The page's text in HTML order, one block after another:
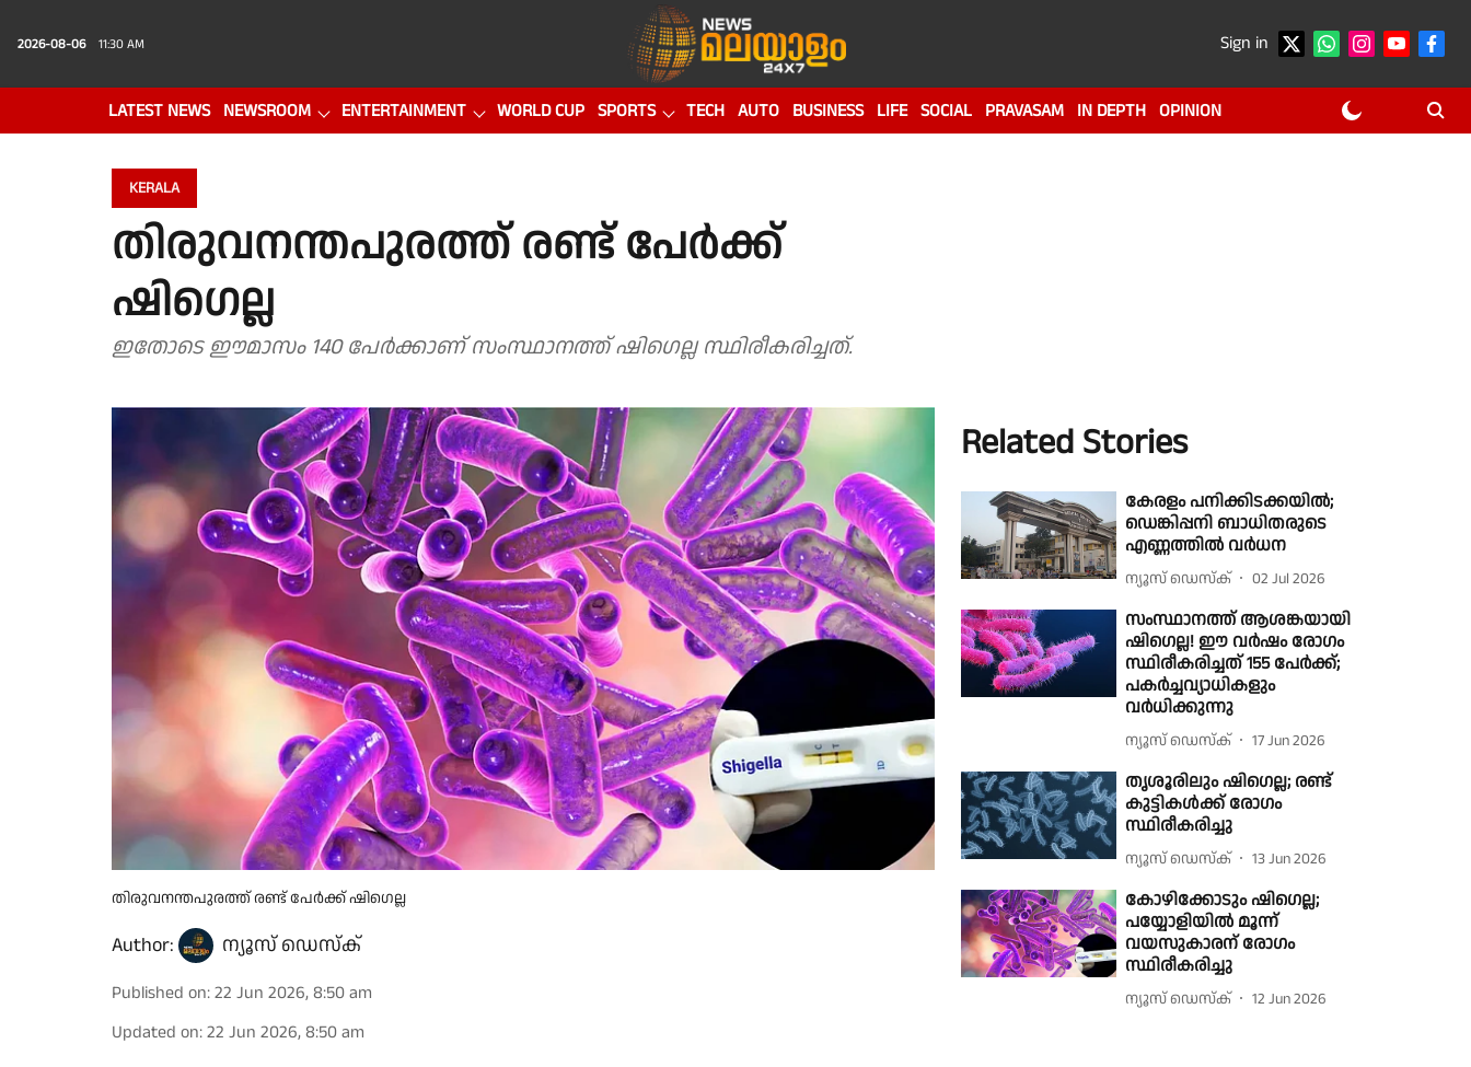
2026-08-06 11:30 AM Sign in
LATEST NEWS NEWSROOM ENTERTAINMENT WORLD CUP SPORTS TECH AUTO BUSINESS LIFE SOCIAL PRAVASAM IN DEPTH OPINION
KERALA
തിരുവനന്തപുരത്ത് രണ്ട് പേർക്ക്
ഷിഗെല്ല
ഇതോടെ ഈമാസം 140 പേർക്കാണ് സംസ്ഥാനത്ത് ഷിഗെല്ല സ്ഥിരീകരിച്ചത്.
തിരുവനന്തപുരത്ത് രണ്ട് പേർക്ക് ഷിഗെല്ല
Author: ന്യൂസ് ഡെസ്ക്
Published on:22 Jun 2026, 8:50 am
Updated on:22 Jun 2026, 8:50 am
Related Stories
കേരളം പനിക്കിടക്കയിൽ;
ഡെങ്കിപ്പനി ബാധിതരുടെ
എണ്ണത്തിൽ വർധന
ന്യൂസ് ഡെസ്ക് 02 Jul 2026
സംസ്ഥാനത്ത് ആശങ്കയായി
ഷിഗെല്ല! ഈ വർഷം രോ​ഗം
സ്ഥിരീകരിച്ചത് 155 പേർക്ക്;
പകർച്ചവ്യാധികളും
വർധിക്കുന്നു
ന്യൂസ് ഡെസ്ക് 17 Jun 2026
തൃശൂരിലും ഷിഗെല്ല; രണ്ട്
കുട്ടികള്‍ക്ക് രോഗം
സ്ഥിരീകരിച്ചു
ന്യൂസ് ഡെസ്ക് 13 Jun 2026
കോഴിക്കോടും ഷിഗെല്ല;
പയ്യോളിയിൽ മൂന്ന്
വയസുകാരന് രോഗം
സ്ഥിരീകരിച്ചു
ന്യൂസ് ഡെസ്ക് 12 Jun 2026